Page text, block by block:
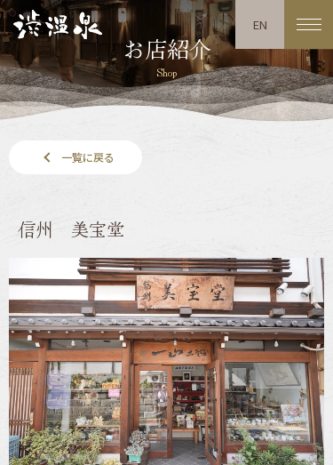
EN
お店紹介
Shop
一覧に戻る
信州 美宝堂